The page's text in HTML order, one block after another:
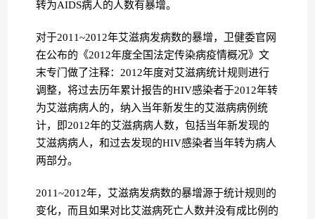
转为AIDS病人的人数有暴增。
对于2011~2012年艾滋病发病数的暴增，卫健委官网
在公布的《2012年度全国法定传染病疫情概况》文
末专门做了注释：2012年度对艾滋病统计规则进行
调整，将过去历年累计报告的HIV感染者于2012年转
为艾滋病病人的，纳入当年新发生的艾滋病病例统
计，即2012年的艾滋病病人数，包括当年新发现的
艾滋病病人，和过去发现的HIV感染者当年转为病人
两部分。
2011~2012年，艾滋病发病数的暴增源于统计规则的
变化，而且如果对比艾滋病死亡人数并没有成比例的